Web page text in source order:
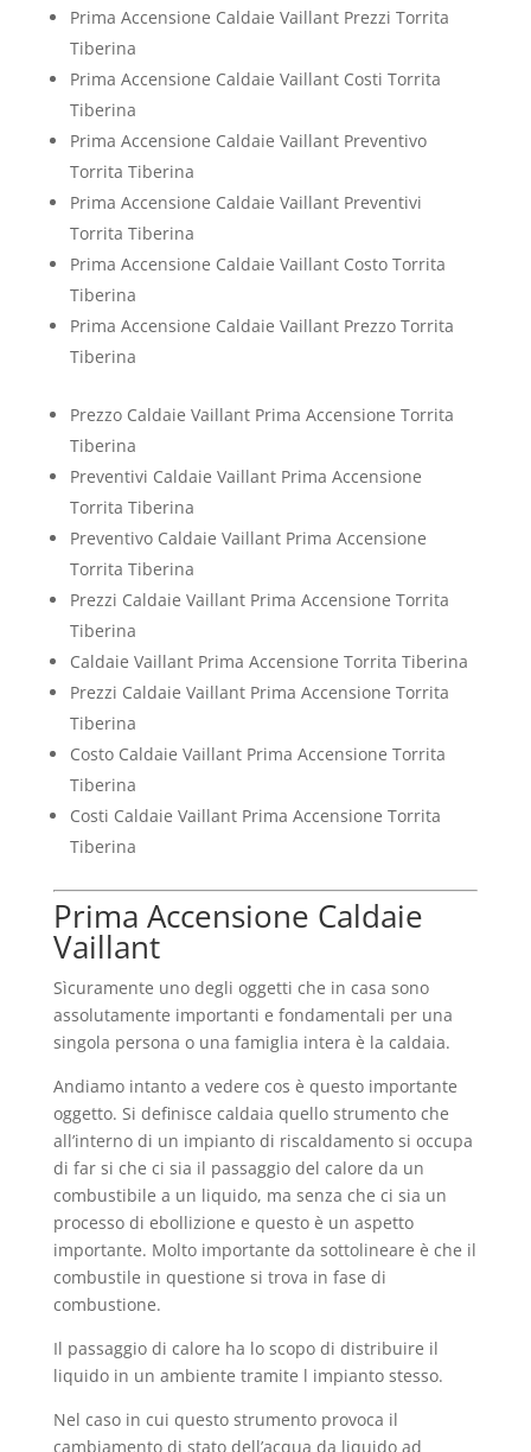
Prima Accensione Caldaie Vaillant Prezzi Torrita
Tiberina
Prima Accensione Caldaie Vaillant Costi Torrita
Tiberina
Prima Accensione Caldaie Vaillant Preventivo
Torrita Tiberina
Prima Accensione Caldaie Vaillant Preventivi
Torrita Tiberina
Prima Accensione Caldaie Vaillant Costo Torrita
Tiberina
Prima Accensione Caldaie Vaillant Prezzo Torrita
Tiberina
Prezzo Caldaie Vaillant Prima Accensione Torrita
Tiberina
Preventivi Caldaie Vaillant Prima Accensione
Torrita Tiberina
Preventivo Caldaie Vaillant Prima Accensione
Torrita Tiberina
Prezzi Caldaie Vaillant Prima Accensione Torrita
Tiberina
Caldaie Vaillant Prima Accensione Torrita Tiberina
Prezzi Caldaie Vaillant Prima Accensione Torrita
Tiberina
Costo Caldaie Vaillant Prima Accensione Torrita
Tiberina
Costi Caldaie Vaillant Prima Accensione Torrita
Tiberina
Prima Accensione Caldaie
Vaillant
Sìcuramente uno degli oggetti che in casa sono
assolutamente importanti e fondamentali per una
singola persona o una famiglia intera è la caldaia.
Andiamo intanto a vedere cos è questo importante
oggetto. Si definisce caldaia quello strumento che
all’interno di un impianto di riscaldamento si occupa
di far si che ci sia il passaggio del calore da un
combustibile a un liquido, ma senza che ci sia un
processo di ebollizione e questo è un aspetto
importante. Molto importante da sottolineare è che il
combustile in questione si trova in fase di
combustione.
Il passaggio di calore ha lo scopo di distribuire il
liquido in un ambiente tramite l impianto stesso.
Nel caso in cui questo strumento provoca il
cambiamento di stato dell’acqua da liquido ad